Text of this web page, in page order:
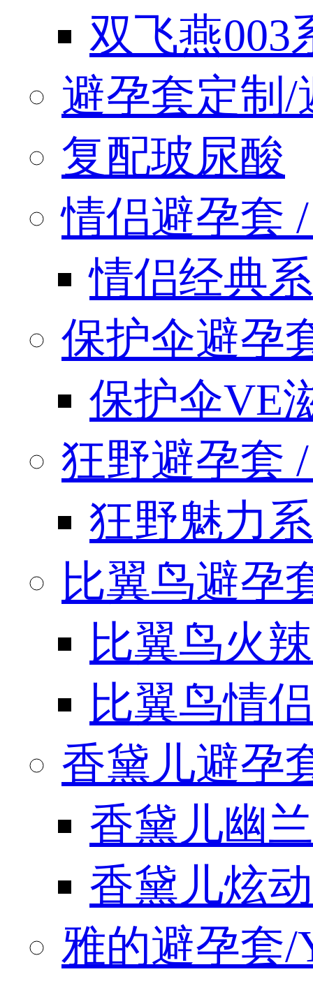
双飞燕003
避孕套定制/
复配玻尿酸
情侣避孕套
情侣经典
保护伞避孕
保护伞VE
狂野避孕套 /
狂野魅力
比翼鸟避孕
比翼鸟火
比翼鸟情
香黛儿避孕
香黛儿幽
香黛儿炫
雅的避孕套/